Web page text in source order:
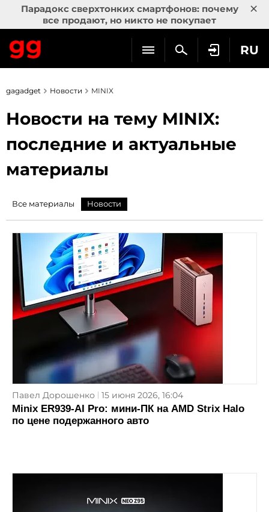
Парадокс сверхтонких смартфонов: почему
все продают, но никто не покупает
×
RU
gagadget Новости MINIX
Новости на тему MINIX:
последние и актуальные
материалы
Все материалы Новости
Павел Дорошенко 15 июня 2026, 16:04
Minix ER939-AI Pro: мини-ПК на AMD Strix Halo
по цене подержанного авто